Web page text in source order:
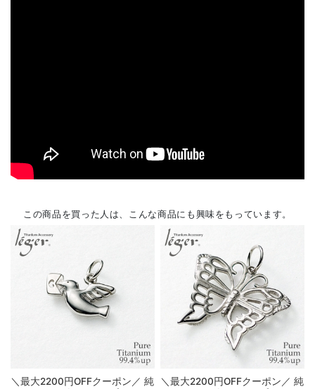
この商品を買った人は、こんな商品にも興味をもっています。
＼最大2200円OFFクーポン／ 純
＼最大2200円OFFクーポン／ 純